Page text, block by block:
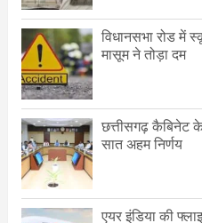
विधानसभा रोड
मासूम ने तोड़ा दम
छत्तीसगढ़ कैबिनेट
सात अहम निर्णय
एयर इंडिया की